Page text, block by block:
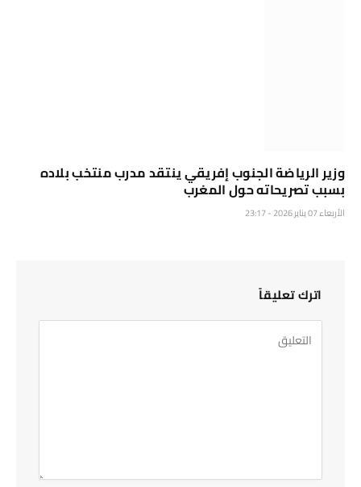
وزير الرياضة الجنوب إفريقي ينتقد مدرب منتخب بلاده
بسبب تصريحاته حول المغرب
الأربعاء 07 يناير 2026 - 23:17
اترك تعليقاً